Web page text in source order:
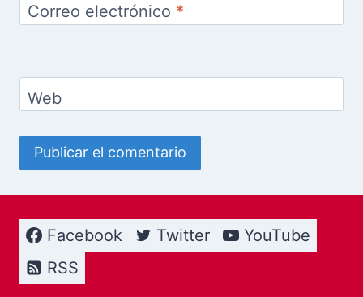
Correo electrónico *
Web
Facebook Twitter
YouTube
RSS